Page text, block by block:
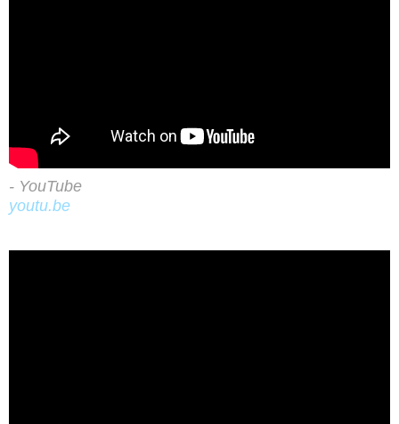
- YouTube
youtu.be